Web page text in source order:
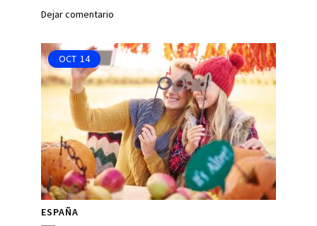
Dejar comentario
OCT 14
ESPAÑA